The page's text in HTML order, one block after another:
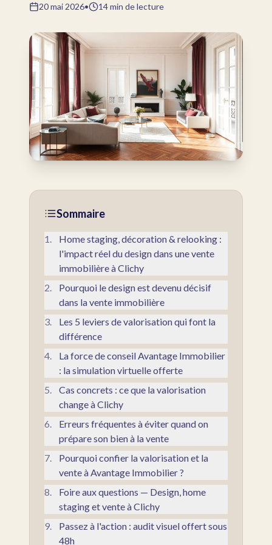
20 mai 2026• 14min de lecture
Sommaire
1.
Home staging, décoration & relooking :
l'impact réel du design dans une vente
immobilière à Clichy
2.
Pourquoi le design est devenu décisif
dans la vente immobilière
3.
Les 5 leviers de valorisation qui font la
différence
4.
La force de conseil Avantage Immobilier
: la simulation virtuelle offerte
5.
Cas concrets : ce que la valorisation
change à Clichy
6.
Erreurs fréquentes à éviter quand on
prépare son bien à la vente
7.
Pourquoi confier la valorisation et la
vente à Avantage Immobilier ?
8.
Foire aux questions — Design, home
staging et vente à Clichy
9.
Passez à l'action : audit visuel offert sous
48h